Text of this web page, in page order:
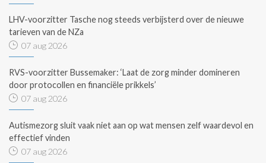
LHV-voorzitter Tasche nog steeds verbijsterd over de nieuwe
tarieven van de NZa
07 aug 2026
RVS-voorzitter Bussemaker: ‘Laat de zorg minder domineren
door protocollen en financiële prikkels’
07 aug 2026
Autismezorg sluit vaak niet aan op wat mensen zelf waardevol en
effectief vinden
07 aug 2026